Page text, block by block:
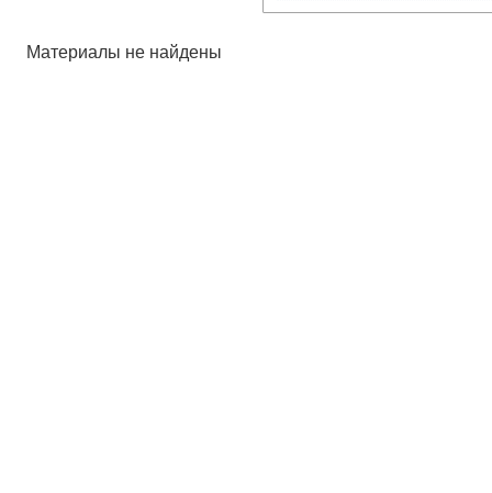
Материалы не найдены